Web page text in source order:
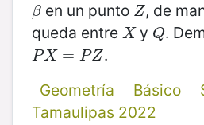
β
β en un punto Z
Z , de
queda entre X
X y Q
Q.
PX = PZ
PX= PZ
.
Geometría
Básico
Tamaulipas 2022